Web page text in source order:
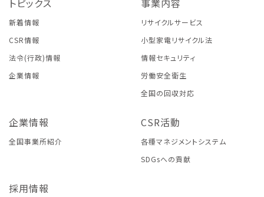
トピックス
新着情報
CSR情報
法令(行政)情報
企業情報
事業内容
リサイクルサービス
小型家電リサイクル法
情報セキュリティ
労働安全衛生
全国の回収対応
企業情報
全国事業所紹介
CSR活動
各種マネジメントシステム
SDGsへの貢献
採用情報